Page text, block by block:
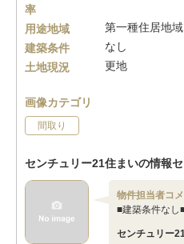
率
用途地域
第一種住居地域
建築条件
なし
土地現況
更地
画像カテゴリ
間取り
センチュリー21住まいの情報
物件担当者コ
■建築条件なし
センチュリー